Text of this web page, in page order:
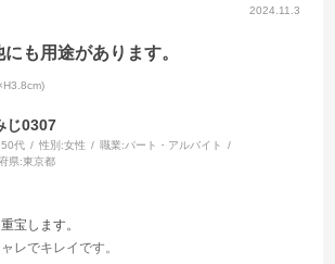
2024.11.3
も用途があります。
じ0307
50代 性別:女性 職業:パート・アルバイト
県:東京都
宝します。
レでキレイです。